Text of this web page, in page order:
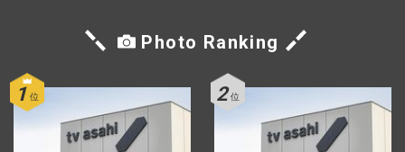
TO LIT・猪狩蒼弥への“不適切発言”が炎
上、ファンの逆鱗に触れるも…
フワちゃんの“プロレス再デビュー”に立ち
込める暗雲…人気絶頂時に明かしたどうし
Photo Ranking